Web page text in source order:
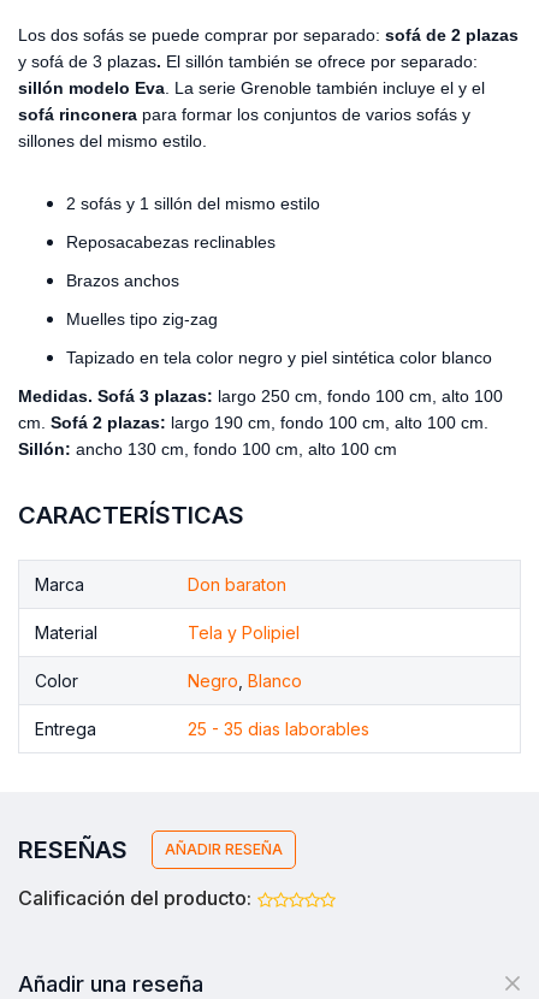
Los dos sofás se puede comprar por separado: sofá de 2 plazas
y sofá de 3 plazas. El sillón también se ofrece por separado:
sillón modelo Eva . La serie Grenoble también incluye el y el
sofá rinconera para formar los conjuntos de varios sofás y
sillones del mismo estilo.
2 sofás y 1 sillón del mismo estilo
Reposacabezas reclinables
Brazos anchos
Muelles tipo zig-zag
Tapizado en tela color negro y piel sintética color blanco
Medidas. Sofá 3 plazas: largo 250 cm, fondo 100 cm, alto 100
cm. Sofá 2 plazas: largo 190 cm, fondo 100 cm, alto 100 cm.
Sillón: ancho 130 cm, fondo 100 cm, alto 100 cm
CARACTERÍSTICAS
Marca Don baraton
Material Tela y Polipiel
Color Negro Blanco
Entrega 25 - 35 dias laborables
RESEÑAS AÑADIR RESEÑA
Calificación del producto:
Añadir una reseña